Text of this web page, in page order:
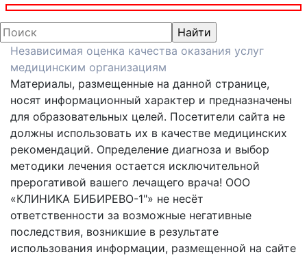
Независимая оценка качества оказания услуг
медицинским организациям
Материалы, размещенные на данной странице,
носят информационный характер и предназначены
для образовательных целей. Посетители сайта не
должны использовать их в качестве медицинских
рекомендаций. Определение диагноза и выбор
методики лечения остается исключительной
прерогативой вашего лечащего врача! ООО
«КЛИНИКА БИБИРЕВО-1"» не несёт
ответственности за возможные негативные
последствия, возникшие в результате
использования информации, размещенной на сайте